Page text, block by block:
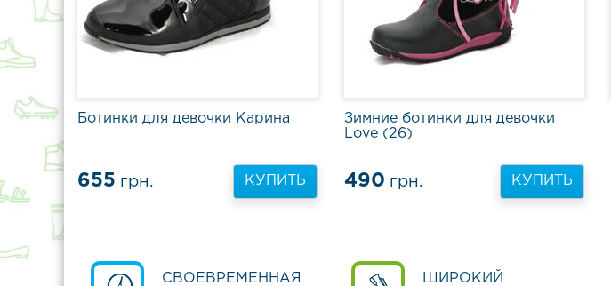
Ботинки для девочки Карина
655 грн. КУПИТЬ
Зимние ботинки для девочки
Love (26)
490 грн. КУПИТЬ
СВОЕВРЕМЕННАЯ ШИРОКИЙ